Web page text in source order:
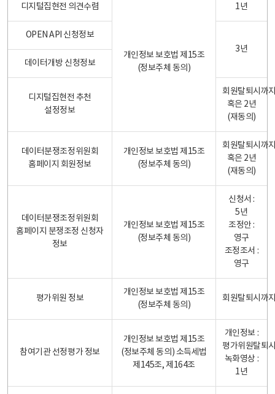
디지털집현전 의견수렴
개인정보 보호법 제15조
(정보주체 동의)
1년
OPEN API 신청정보
3년
데이터개방 신청정보
디지털집현전 추천
설정정보
회원탈퇴시까
혹은 2년
(재동의)
데이터분쟁조정위원회
홈페이지 회원정보
개인정보 보호법 제15조
(정보주체 동의)
회원탈퇴시까
혹은 2년
(재동의)
데이터분쟁조정위원회
홈페이지 분쟁조정 신청자
정보
개인정보 보호법 제15조
(정보주체 동의)
신청서 :
5년
조정안 :
영구
조정조서 :
영구
평가위원 정보
개인정보 보호법 제15조
(정보주체 동의)
회원탈퇴시까
참여기관 선정평가 정보
개인정보 보호법 제15조
(정보주체 동의) 소득세법
제145조, 제164조
개인정보 :
평가위원탈퇴
녹화영상 :
1년